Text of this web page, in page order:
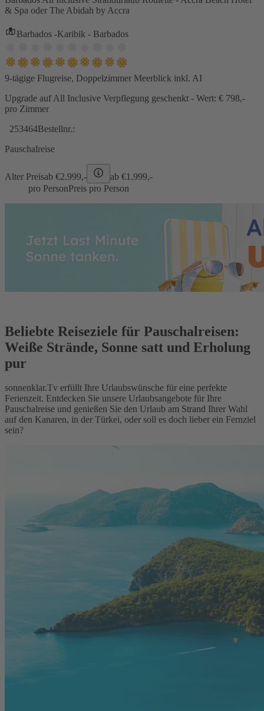
& Spa oder The Abidah by Accra
Barbados -Karibik - Barbados
9-tägige Flugreise, Doppelzimmer Meerblick inkl. AI
Upgrade auf All Inclusive Verpflegung geschenkt - Wert: € 798,-
pro Zimmer
253464Bestellnr.:
Pauschalreise
Alter Preisab €2.999,- ab €1.999,-
pro PersonPreis pro Person
Beliebte Reiseziele für Pauschalreisen:
Weiße Strände, Sonne satt und Erholung
pur
sonnenklar.Tv erfüllt Ihre Urlaubswünsche für eine perfekte
Ferienzeit. Entdecken Sie unsere Urlaubsangebote für Ihre
Pauschalreise und genießen Sie den Urlaub am Strand Ihrer Wahl
auf den Kanaren, in der Türkei, oder soll es doch lieber ein Fernziel
sein?